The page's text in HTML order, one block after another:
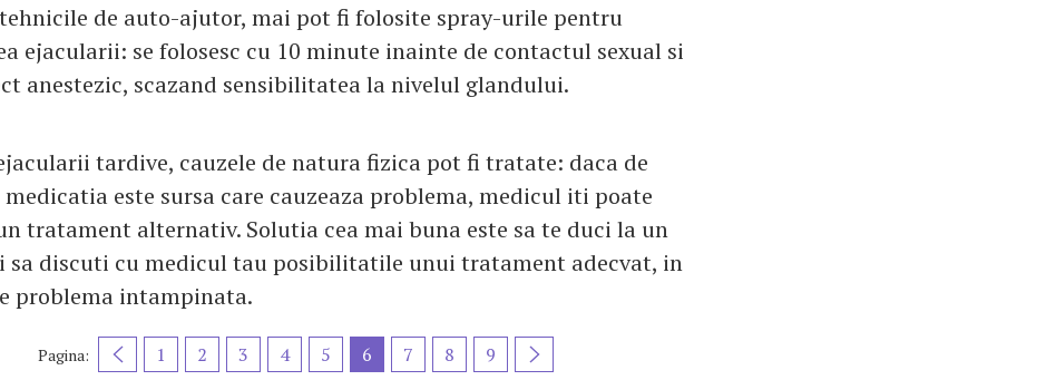
de auto-ajutor, mai pot fi folosite spray-urile pentru
ejacularii: se folosesc cu 10 minute inainte de contactul sexual si
anestezic, scazand sensibilitatea la nivelul glandului.
tardive, cauzele de natura fizica pot fi tratate: daca de
medicatia este sursa care cauzeaza problema, medicul iti poate
tratament alternativ. Solutia cea mai buna este sa te duci la un
sa discuti cu medicul tau posibilitatile unui tratament adecvat, in
problema intampinata.
Pagina: 1 2 3 4 5 6 7 8 9